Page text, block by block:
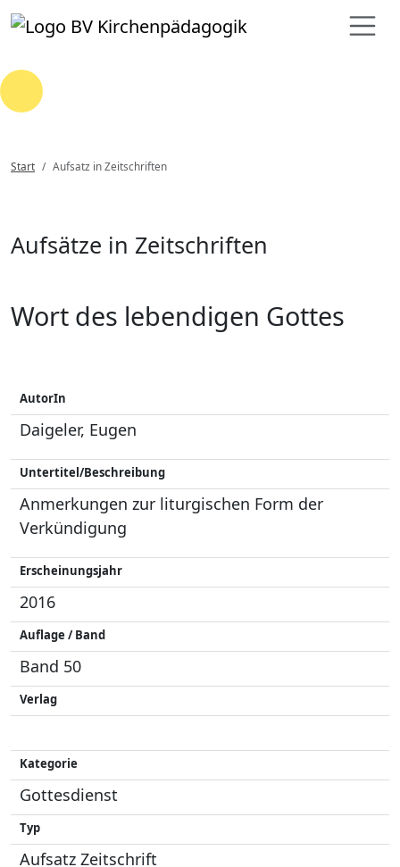
Loading...
Start Aufsatz in Zeitschriften
Aufsätze in Zeitschriften
Wort des lebendigen Gottes
AutorIn
Daigeler, Eugen
Untertitel/Beschreibung
Anmerkungen zur liturgischen Form der
Verkündigung
Erscheinungsjahr
2016
Auflage / Band
Band 50
Verlag
Kategorie
Gottesdienst
Typ
Aufsatz Zeitschrift